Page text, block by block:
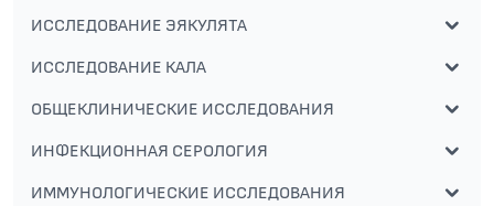
ИССЛЕДОВАНИЕ ЭЯКУЛЯТА
ИССЛЕДОВАНИЕ КАЛА
ОБЩЕКЛИНИЧЕСКИЕ ИССЛЕДОВАНИЯ
ИНФЕКЦИОННАЯ СЕРОЛОГИЯ
ИММУНОЛОГИЧЕСКИЕ ИССЛЕДОВАНИЯ